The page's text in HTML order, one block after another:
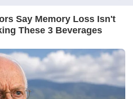
Kabarbaru